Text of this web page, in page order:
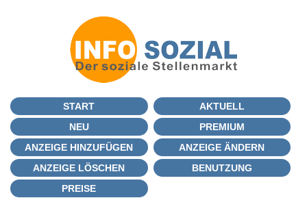
START
AKTUELL
NEU
PREMIUM
ANZEIGE HINZUFÜGEN
ANZEIGE ÄNDERN
ANZEIGE LÖSCHEN
BENUTZUNG
PREISE